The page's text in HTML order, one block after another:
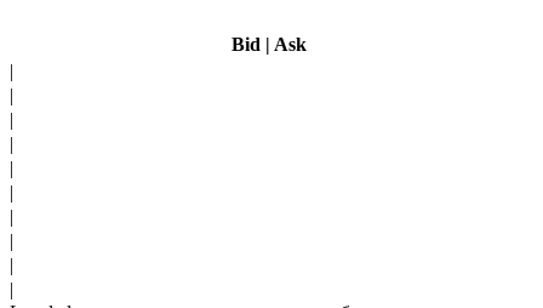
Bid | Ask
|
|
|
|
|
|
|
|
|
|